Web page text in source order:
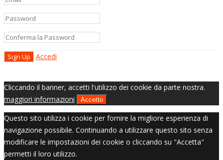
Accedi
Cliccando il banner, accetti l'utilizzo dei cookie da parte nostra.
maggiori informazioni
Accetto
Questo sito utilizza i cookie per fornire la migliore esperienza di
navigazione possibile. Continuando a utilizzare questo sito senza
modificare le impostazioni dei cookie o cliccando su "Accetta"
permetti il loro utilizzo.